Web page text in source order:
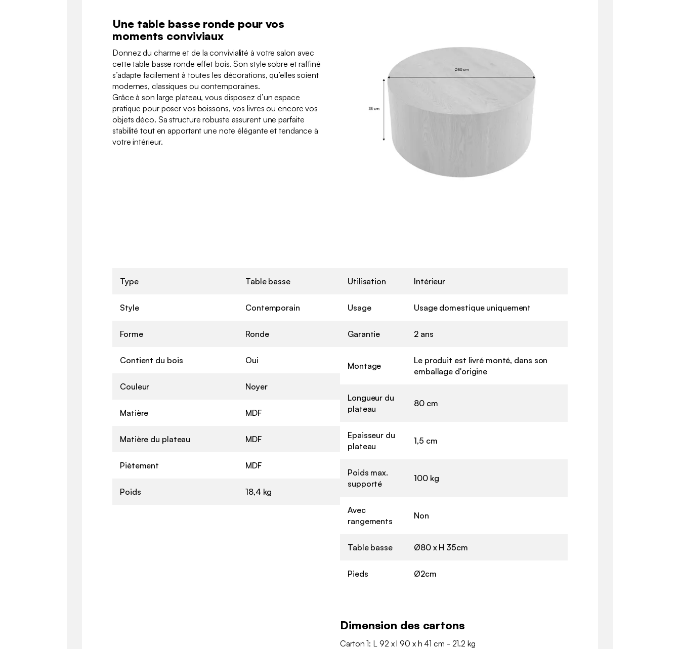
Une table basse ronde pour vos
moments conviviaux
Donnez du charme et de la convivialité à votre salon avec
cette table basse ronde effet bois. Son style sobre et raffiné
s’adapte facilement à toutes les décorations, qu’elles soient
modernes, classiques ou contemporaines.
Grâce à son large plateau, vous disposez d’un espace
pratique pour poser vos boissons, vos livres ou encore vos
objets déco. Sa structure robuste assurent une parfaite
stabilité tout en apportant une note élégante et tendance à
votre intérieur.
Type Table basse
Style Contemporain
Forme Ronde
Contient du bois Oui
Couleur Noyer
Matière MDF
Matière du plateau MDF
Piètement MDF
Poids 18,4 kg
Utilisation Intérieur
Usage Usage domestique uniquement
Garantie 2 ans
Montage
Le produit est livré monté, dans son
emballage d'origine
Longueur du
plateau
80 cm
Epaisseur du
plateau
1,5 cm
Poids max.
supporté
100 kg
Avec
rangements
Non
Table basse Ø80 x H 35cm
Pieds Ø2cm
Dimension des cartons
Carton 1: L 92 x l 90 x h 41 cm - 21.2 kg